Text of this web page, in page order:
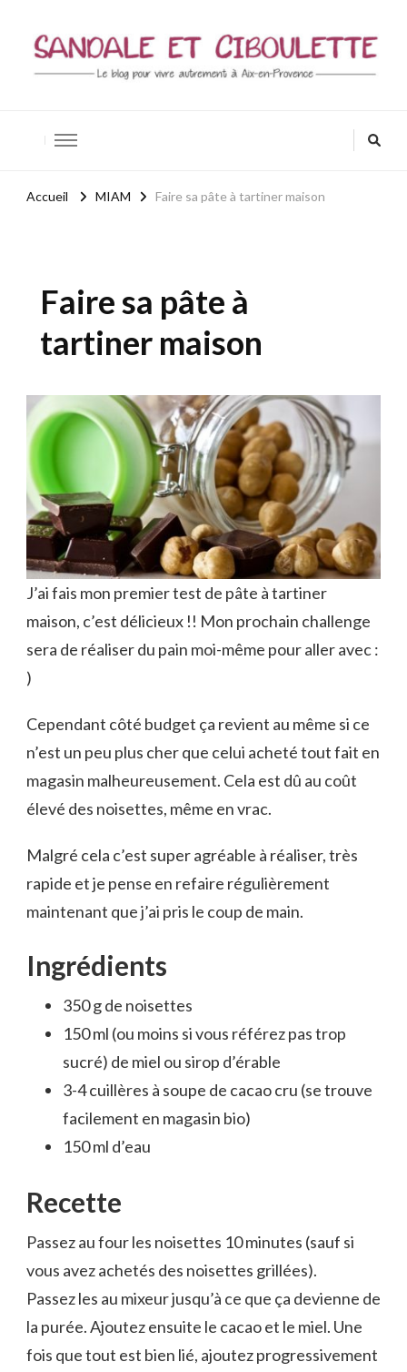
Accueil MIAM Faire sa pâte à tartiner maison
Faire sa pâte à
tartiner maison
J’ai fais mon premier test de pâte à tartiner
maison, c’est délicieux !! Mon prochain challenge
sera de réaliser du pain moi-même pour aller avec :
)
Cependant côté budget ça revient au même si ce
n’est un peu plus cher que celui acheté tout fait en
magasin malheureusement. Cela est dû au coût
élevé des noisettes, même en vrac.
Malgré cela c’est super agréable à réaliser, très
rapide et je pense en refaire régulièrement
maintenant que j’ai pris le coup de main.
Ingrédients
350 g de noisettes
150 ml (ou moins si vous référez pas trop
sucré) de miel ou sirop d’érable
3-4 cuillères à soupe de cacao cru (se trouve
facilement en magasin bio)
150 ml d’eau
Recette
Passez au four les noisettes 10 minutes (sauf si
vous avez achetés des noisettes grillées).
Passez les au mixeur jusqu’à ce que ça devienne de
la purée. Ajoutez ensuite le cacao et le miel. Une
fois que tout est bien lié, ajoutez progressivement